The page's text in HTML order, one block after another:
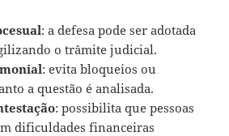
: a defesa pode ser adotada
o trâmite judicial.
: evita bloqueios ou
a questão é analisada.
: possibilita que pessoas
dificuldades financeiras